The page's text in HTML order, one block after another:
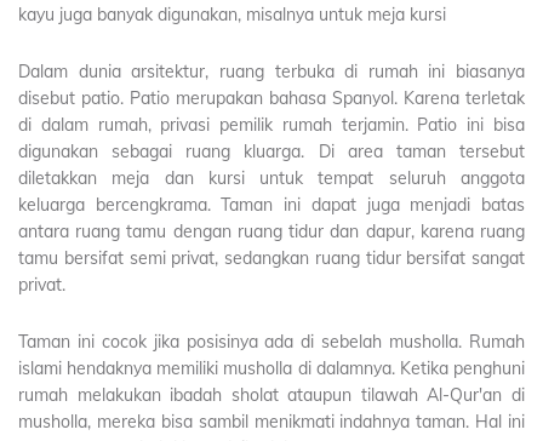
kayu juga banyak digunakan, misalnya untuk meja kursi
Dalam dunia arsitektur, ruang terbuka di rumah ini biasanya
disebut patio. Patio merupakan bahasa Spanyol. Karena terletak
di dalam rumah, privasi pemilik rumah terjamin. Patio ini bisa
digunakan sebagai ruang kluarga. Di area taman tersebut
diletakkan meja dan kursi untuk tempat seluruh anggota
keluarga bercengkrama. Taman ini dapat juga menjadi batas
antara ruang tamu dengan ruang tidur dan dapur, karena ruang
tamu bersifat semi privat, sedangkan ruang tidur bersifat sangat
privat.
Taman ini cocok jika posisinya ada di sebelah musholla. Rumah
islami hendaknya memiliki musholla di dalamnya. Ketika penghuni
rumah melakukan ibadah sholat ataupun tilawah Al-Qur'an di
musholla, mereka bisa sambil menikmati indahnya taman. Hal ini